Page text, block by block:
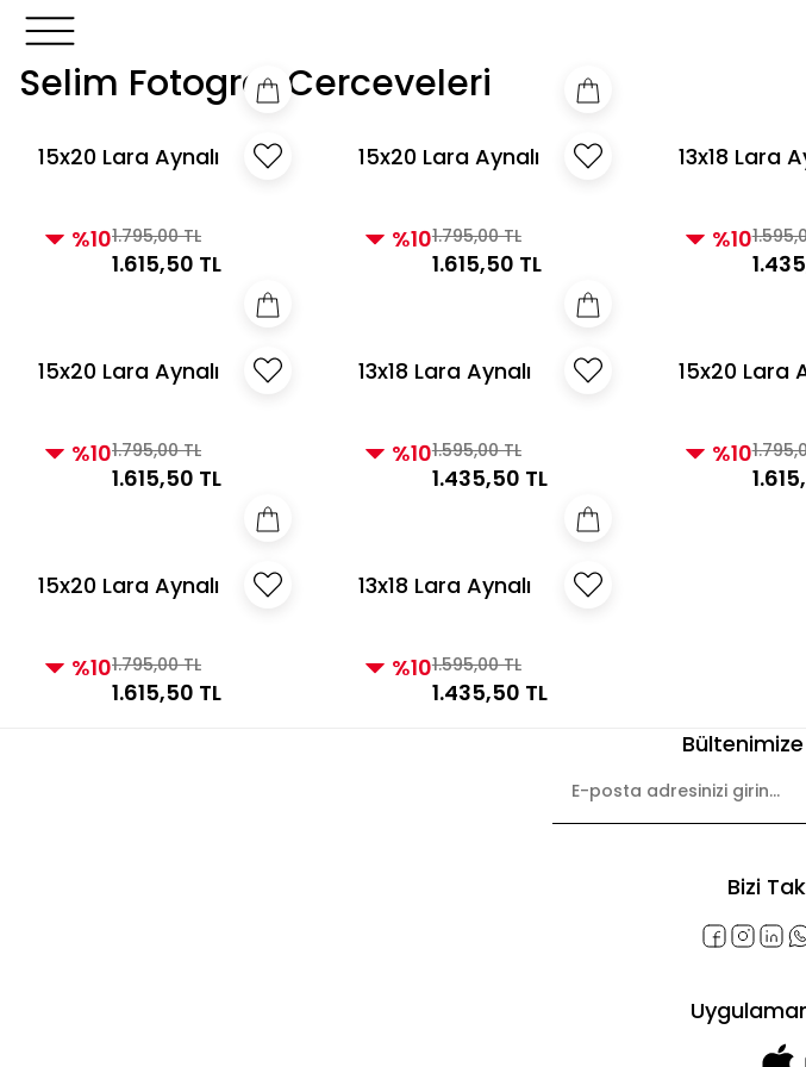
3000 TL ve Üzeri Alışverişlerde Kargo Bedava!
3000 TL ve Üzeri Alışverişlerde Kargo Bedava!
Selim Fotograf Cerceveleri
15x20 Lara Aynalı
%101.795,00 TL
1.615,50 TL
15x20 Lara Aynalı
%101.795,00 TL
1.615,50 TL
13x18 Lara
%10
15x20 Lara Aynalı
%101.795,00 TL
1.615,50 TL
13x18 Lara Aynalı
%101.595,00 TL
1.435,50 TL
15x20 Lara
%10
15x20 Lara Aynalı
%101.795,00 TL
1.615,50 TL
13x18 Lara Aynalı
%101.595,00 TL
1.435,50 TL
Bizi